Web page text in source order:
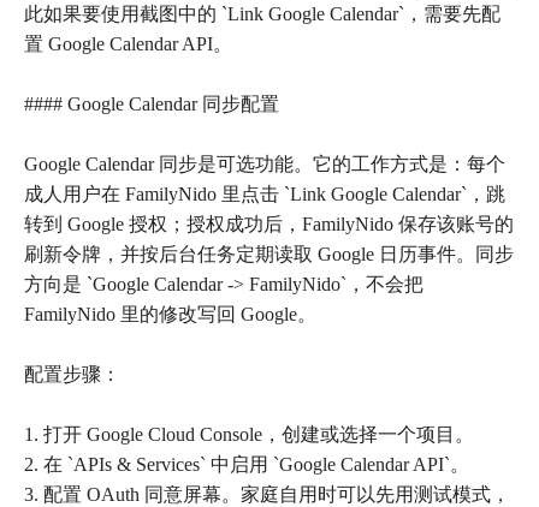
此如果要使用截图中的 `Link Google Calendar`，需要先配
置 Google Calendar API。
#### Google Calendar 同步配置
Google Calendar 同步是可选功能。它的工作方式是：每个
成人用户在 FamilyNido 里点击 `Link Google Calendar`，跳
转到 Google 授权；授权成功后，FamilyNido 保存该账号的
刷新令牌，并按后台任务定期读取 Google 日历事件。同步
方向是 `Google Calendar -> FamilyNido`，不会把
FamilyNido 里的修改写回 Google。
配置步骤：
1. 打开 Google Cloud Console，创建或选择一个项目。
2. 在 `APIs & Services` 中启用 `Google Calendar API`。
3. 配置 OAuth 同意屏幕。家庭自用时可以先用测试模式，